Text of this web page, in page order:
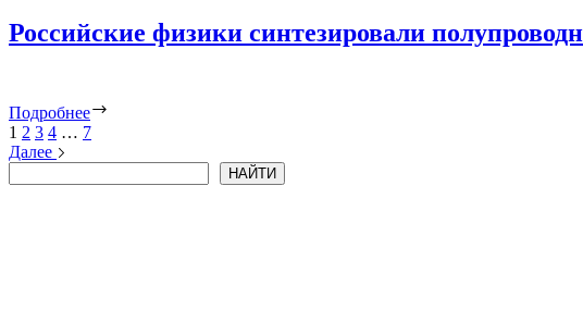
Российские физики синтезировали
Подробнее
1 2 3 4 … 7
Далее
НАЙТИ